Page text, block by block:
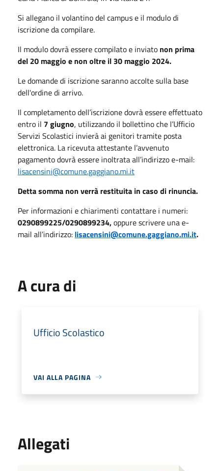
Si allegano il volantino del campus e il modulo di
iscrizione da compilare.
Il modulo dovrà essere compilato e inviato non prima
del 20 maggio e non oltre il 30 maggio 2024.
Le domande di iscrizione saranno accolte sulla base
dell'ordine di arrivo.
Il completamento dell’iscrizione dovrà essere effettuato
entro il 7 giugno, utilizzando il bollettino che l’Ufficio
Servizi Scolastici invierà ai genitori tramite posta
elettronica. La ricevuta attestante l’avvenuto
pagamento dovrà essere inoltrata all’indirizzo e-mail:
lisacensini@comune.gaggiano.mi.it
Detta somma non verrà restituita in caso di rinuncia.
Per informazioni e chiarimenti contattare i numeri:
0290899225/0290899234,oppure scrivere una e-
mail all’indirizzo: lisacensini@comune.gaggiano.mi.it.
A cura di
Ufficio Scolastico
VAI ALLA PAGINA
Allegati